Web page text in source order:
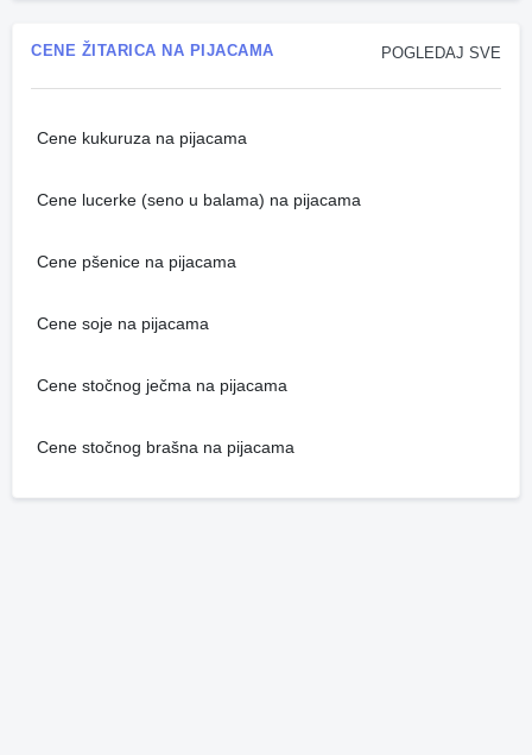
POGLEDAJ SVE
CENE ŽITARICA NA PIJACAMA
Cene kukuruza na pijacama
Cene lucerke (seno u balama) na pijacama
Cene pšenice na pijacama
Cene soje na pijacama
Cene stočnog ječma na pijacama
Cene stočnog brašna na pijacama